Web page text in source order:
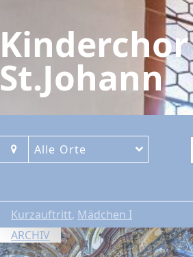
Kinderchor
St.Johann
Alle Orte
Kurzauftritt, Mädchen I
ARCHIV